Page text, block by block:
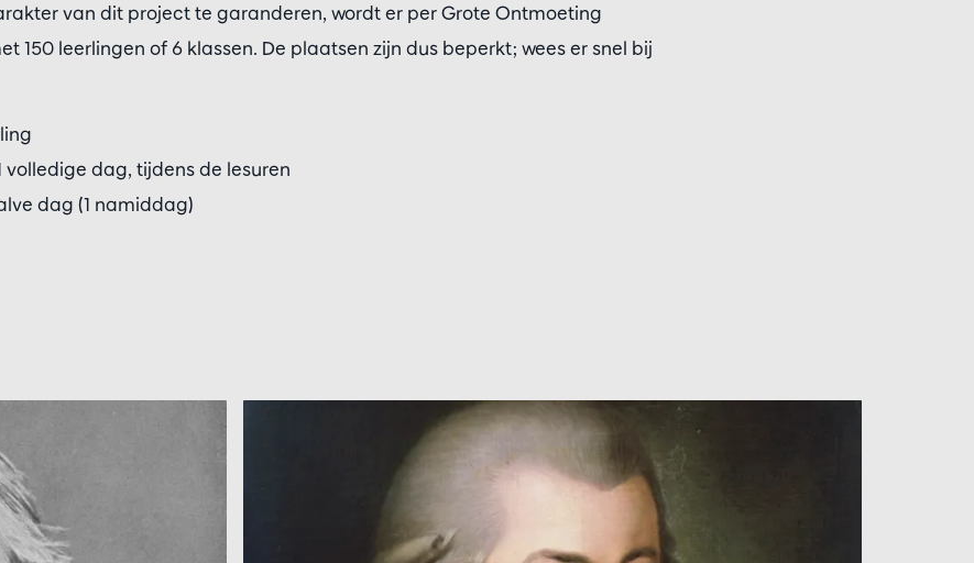
van dit project te garanderen, wordt er per Grote Ontmoeting
150 leerlingen of 6 klassen. De plaatsen zijn dus beperkt; wees er snel bij
volledige dag, tijdens de lesuren
dag (1 namiddag)